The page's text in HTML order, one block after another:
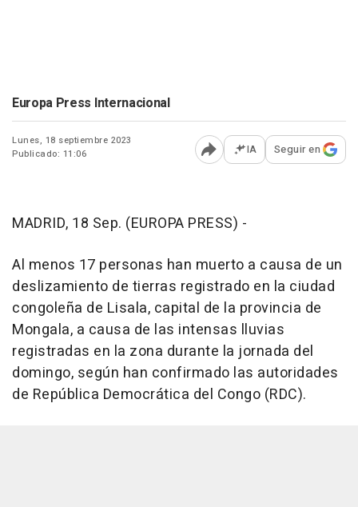
Europa Press Internacional
Lunes, 18 septiembre 2023
Publicado: 11:06
Abrir opciones para
IA Seguir en
MADRID, 18 Sep. (EUROPA PRESS) -
Al menos 17 personas han muerto a causa de un
deslizamiento de tierras registrado en la ciudad
congoleña de Lisala, capital de la provincia de
Mongala, a causa de las intensas lluvias
registradas en la zona durante la jornada del
domingo, según han confirmado las autoridades
de República Democrática del Congo (RDC).